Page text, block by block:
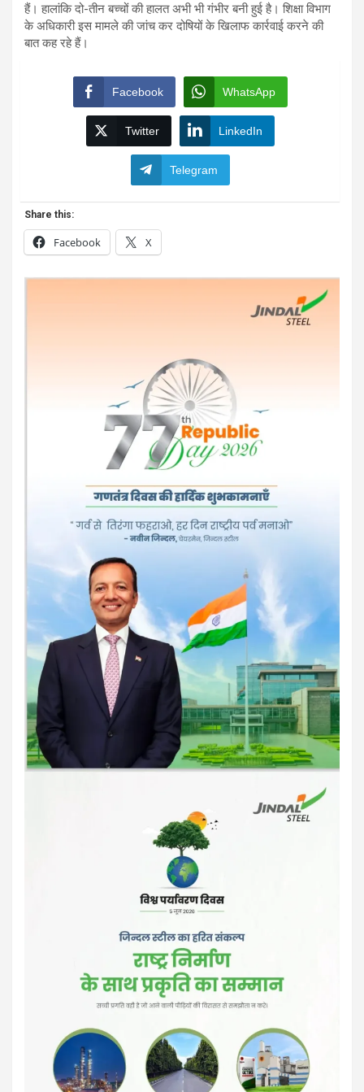
हैं। हालांकि दो-तीन बच्चों की हालत अभी भी गंभीर बनी हुई है। शिक्षा विभाग
के अधिकारी इस मामले की जांच कर दोषियों के खिलाफ कार्रवाई करने की
बात कह रहे हैं।
Facebook WhatsApp
Twitter LinkedIn
Telegram
Share this:
Facebook X